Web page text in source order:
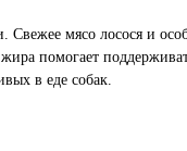
мясо лосося и
помогает
в еде собак.